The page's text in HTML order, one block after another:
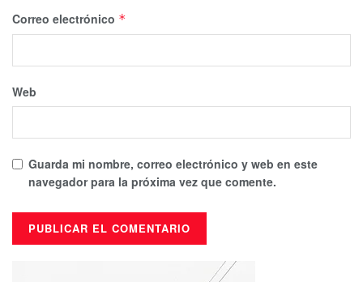
Correo electrónico *
Web
Guarda mi nombre, correo electrónico y web en este
navegador para la próxima vez que comente.